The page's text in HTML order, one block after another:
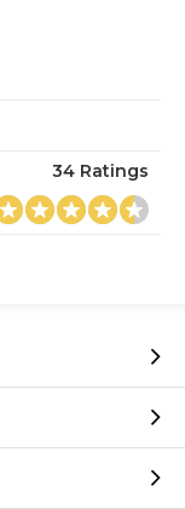
34 Ratings